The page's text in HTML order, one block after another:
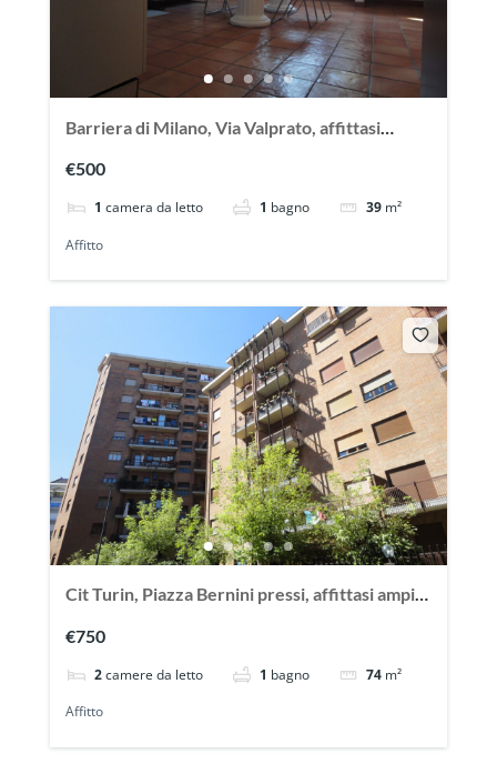
Barriera di Milano, Via Valprato, affittasi
€500
1 camera da letto 1 bagno 39 m²
Affitto
Cit Turin, Piazza Bernini pressi, affittasi ampio
€750
2camere da letto 1 bagno 74 m²
Affitto